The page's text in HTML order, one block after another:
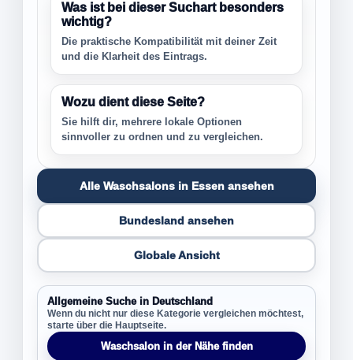
Was ist bei dieser Suchart besonders
wichtig?
Die praktische Kompatibilität mit deiner Zeit
und die Klarheit des Eintrags.
Wozu dient diese Seite?
Sie hilft dir, mehrere lokale Optionen
sinnvoller zu ordnen und zu vergleichen.
Alle Waschsalons in Essen ansehen
Bundesland ansehen
Globale Ansicht
Allgemeine Suche in Deutschland
Wenn du nicht nur diese Kategorie vergleichen möchtest,
starte über die Hauptseite.
Waschsalon in der Nähe finden